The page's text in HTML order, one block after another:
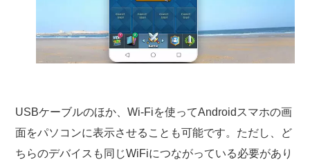
USBケーブルのほか、Wi-Fiを使ってAndroidスマホの画
面をパソコンに表示させることも可能です。ただし、ど
ちらのデバイスも同じWiFiにつながっている必要があり